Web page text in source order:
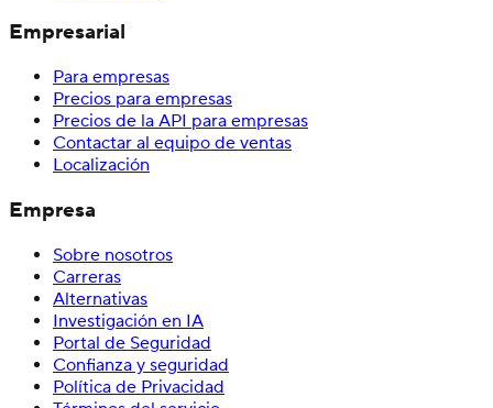
Empresarial
Para empresas
Precios para empresas
Precios de la API para empresas
Contactar al equipo de ventas
Localización
Empresa
Sobre nosotros
Carreras
Alternativas
Investigación en IA
Portal de Seguridad
Confianza y seguridad
Política de Privacidad